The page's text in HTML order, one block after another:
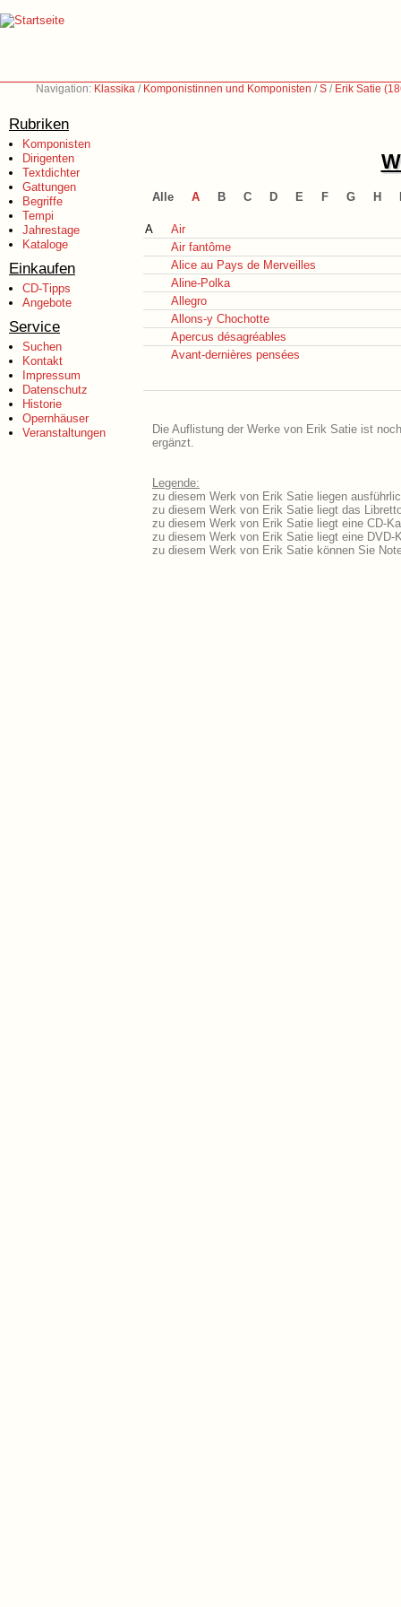
Navigation: Klassika / Komponistinnen und Komponisten /S / Erik Satie
Rubriken
Komponisten
Dirigenten
Textdichter
Gattungen
Begriffe
Tempi
Jahrestage
Kataloge
Einkaufen
CD-Tipps
Angebote
Service
Suchen
Kontakt
Impressum
Datenschutz
Historie
Opernhäuser
Veranstaltungen
Alle A B C D E F G H
A
Air
Air fantôme
Alice au Pays de Merveilles
Aline-Polka
Allegro
Allons-y Chochotte
Apercus désagréables
Avant-dernières pensées
Die Auflistung der Werke von Erik Satie ist
ergänzt.
Legende:
zu diesem Werk von Erik Satie liegen
zu diesem Werk von Erik Satie liegt das
zu diesem Werk von Erik Satie liegt eine CD-
zu diesem Werk von Erik Satie liegt eine DVD-
zu diesem Werk von Erik Satie können Sie